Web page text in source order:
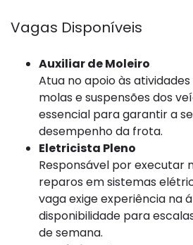
Vagas Disponíveis
Auxiliar de Moleiro
Atua no apoio às
molas e suspensões dos
essencial para garantir a
desempenho da frota.
Eletricista Pleno
Responsável por executar
reparos em sistemas
vaga exige experiência na
disponibilidade para
de semana.